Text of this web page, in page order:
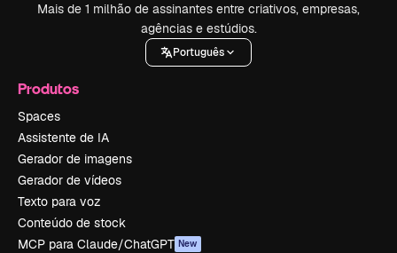
Mais de 1 milhão de assinantes entre criativos, empresas,
agências e estúdios.
Português
Produtos
Spaces
Assistente de IA
Gerador de imagens
Gerador de vídeos
Texto para voz
Conteúdo de stock
MCP para Claude/ChatGPT New